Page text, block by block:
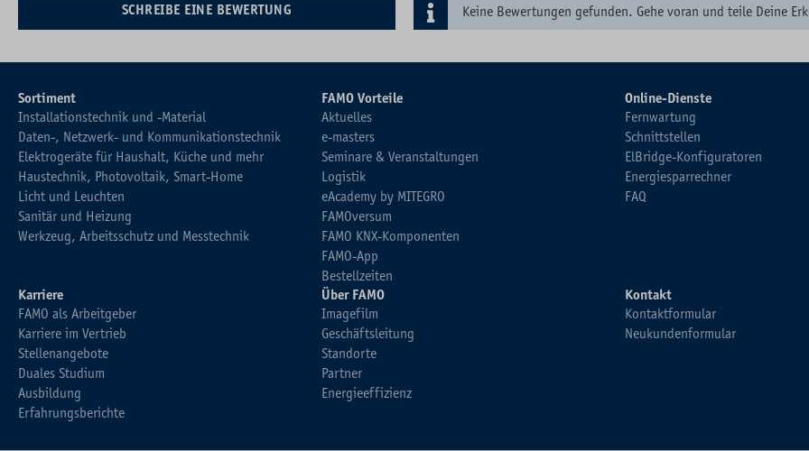
SCHREIBE EINE BEWERTUNG Keine Bewertungen gefunden. Gehe voran und teile Deine
Sortiment
Installationstechnik und -Material
Daten-, Netzwerk- und Kommunikationstechnik
Elektrogeräte für Haushalt, Küche und mehr
Haustechnik, Photovoltaik, Smart-Home
Licht und Leuchten
Sanitär und Heizung
Werkzeug, Arbeitsschutz und Messtechnik
FAMO Vorteile
Aktuelles
e-masters
Seminare & Veranstaltungen
Logistik
eAcademy by MITEGRO
FAMOversum
FAMO KNX-Komponenten
FAMO-App
Bestellzeiten
Online-Dienste
Fernwartung
Schnittstellen
ElBridge-Konfiguratoren
Energiesparrechner
FAQ
Karriere
FAMO als Arbeitgeber
Karriere im Vertrieb
Stellenangebote
Duales Studium
Ausbildung
Erfahrungsberichte
Über FAMO
Imagefilm
Geschäftsleitung
Standorte
Partner
Energieeffizienz
Kontakt
Kontaktformular
Neukundenformular